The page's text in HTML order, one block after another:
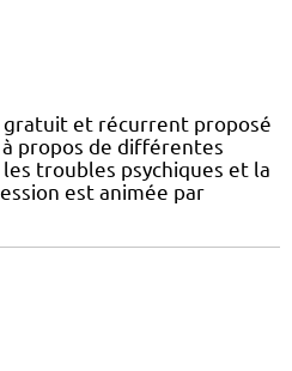
gratuit et récurrent proposé
propos de différentes
troubles psychiques et la
est animée par